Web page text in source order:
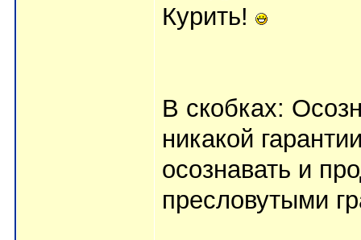
Курить!
В скобках:
никакой
осознавать и
пресловутыми